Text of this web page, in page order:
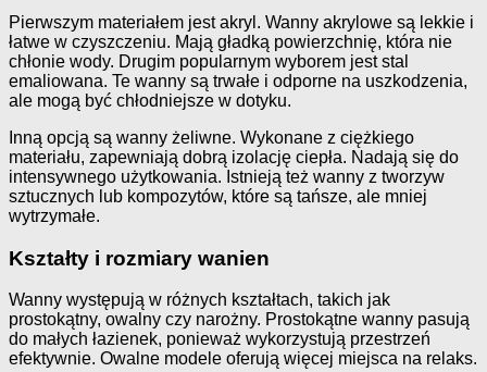
Pierwszym materiałem jest akryl. Wanny akrylowe są lekkie i
łatwe w czyszczeniu. Mają gładką powierzchnię, która nie
chłonie wody. Drugim popularnym wyborem jest stal
emaliowana. Te wanny są trwałe i odporne na uszkodzenia,
ale mogą być chłodniejsze w dotyku.
Inną opcją są wanny żeliwne. Wykonane z ciężkiego
materiału, zapewniają dobrą izolację ciepła. Nadają się do
intensywnego użytkowania. Istnieją też wanny z tworzyw
sztucznych lub kompozytów, które są tańsze, ale mniej
wytrzymałe.
Kształty i rozmiary wanien
Wanny występują w różnych kształtach, takich jak
prostokątny, owalny czy narożny. Prostokątne wanny pasują
do małych łazienek, ponieważ wykorzystują przestrzeń
efektywnie. Owalne modele oferują więcej miejsca na relaks.